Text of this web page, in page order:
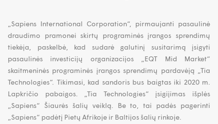
„Sapiens International Corporation“, pirmaujanti pasaulinė
draudimo pramonei skirtų programinės įrangos sprendimų
tiekėja, paskelbė, kad sudarė galutinį susitarimą įsigyti
pasaulinės investicijų organizacijos „EQT Mid Market“
skaitmeninės programinės įrangos sprendimų pardavėją „Tia
Technologies“. Tikimasi, kad sandoris bus baigtas iki 2020 m.
Lapkričio pabaigos. „Tia Technologies“ įsigijimas išplės
„Sapiens“ Šiaurės šalių veiklą. Be to, tai padės pagerinti
„Sapiens“ padėtį Pietų Afrikoje ir Baltijos šalių rinkoje.